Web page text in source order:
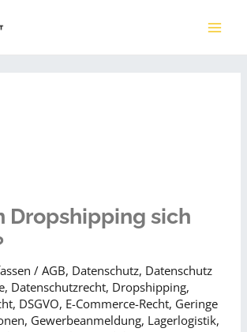
Dropshipping sich
/AGB, Datenschutz, Datenschutz
, Datenschutzrecht, Dropshipping,
, DSGVO, E-Commerce-Recht, Geringe
, Gewerbeanmeldung, Lagerlogistik,